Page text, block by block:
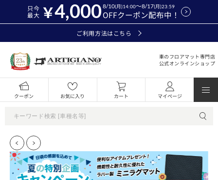
只今
最大
4,000OFFクーポン配布中！
8/10(月)14:00～8/17(月)23:59
ご利用方法はこちら
車のフロアマット専門店
公式オンラインショップ
クーポン お気に入り カート マイページ